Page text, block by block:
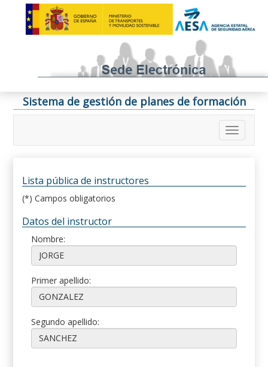
Sistema de gestión de planes de formación
Lista pública de instructores
(*) Campos obligatorios
Datos del instructor
Nombre:
Primer apellido:
Segundo apellido: